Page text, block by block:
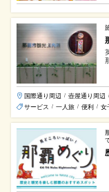
国際通り周辺 / 壺屋通り周辺 /
サービス / 一人旅 / 便利 / 女